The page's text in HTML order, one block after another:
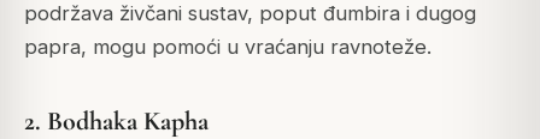
podržava živčani sustav, poput đumbira i dugog
papra, mogu pomoći u vraćanju ravnoteže.
2. Bodhaka Kapha